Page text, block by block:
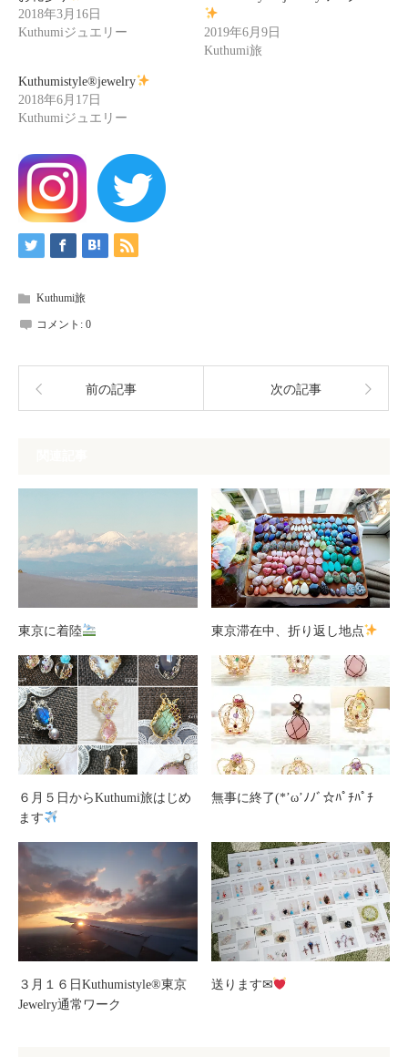
2018年3月16日
Kuthumiジュエリー
2019年6月9日
Kuthumi旅
Kuthumistyle®️jewelry
2018年6月17日
Kuthumiジュエリー
Kuthumi旅
コメント: 0
前の記事 次の記事
東京に着陸 東京滞在中、折り返し地点
６月５日からKuthumi旅はじめ
ます
無事に終了(*’ω’ﾉﾉﾞ☆ﾊﾟﾁﾊﾟﾁ
３月１６日Kuthumistyle®東京
Jewelry通常ワーク
送ります✉